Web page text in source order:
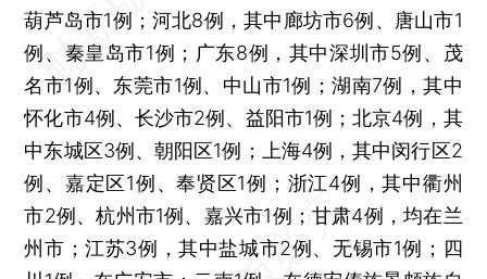
葫芦岛市1例；河北8例，其中廊坊市6例、唐山市1
例、秦皇岛市1例；广东8例，其中深圳市5例、茂
名市1例、东莞市1例、中山市1例；湖南7例，其中
怀化市4例、长沙市2例、益阳市1例；北京4例，其
中东城区3例、朝阳区1例；上海4例，其中闵行区2
例、嘉定区1例、奉贤区1例；浙江4例，其中衢州
市2例、杭州市1例、嘉兴市1例；甘肃4例，均在兰
州市；江苏3例，其中盐城市2例、无锡市1例；四